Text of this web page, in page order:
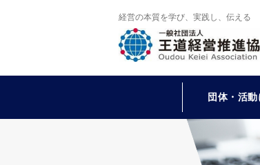
経営の本質を学び、実践し、伝える
団体・活